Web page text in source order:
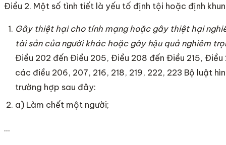
Điều 2. Một số tình tiết là yếu tố định tội hoặc định
Gây thiệt hại cho tính mạng hoặc gây thiệt hại
tài sản của người khác hoặc gây hậu quả nghiêm
Điều 202 đến Điều 205, Điều 208 đến Điều 215, Điều
các điều 206, 207, 216, 218, 219, 222, 223 Bộ luật
trường hợp sau đây:
a) Làm chết một người;
…